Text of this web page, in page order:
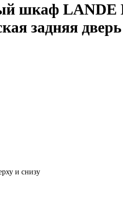
шкаф LANDE
задняя
и снизу